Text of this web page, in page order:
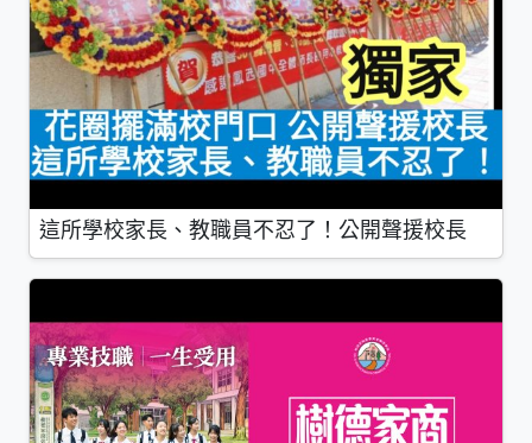
這所學校家長、教職員不忍了！公開聲援校長